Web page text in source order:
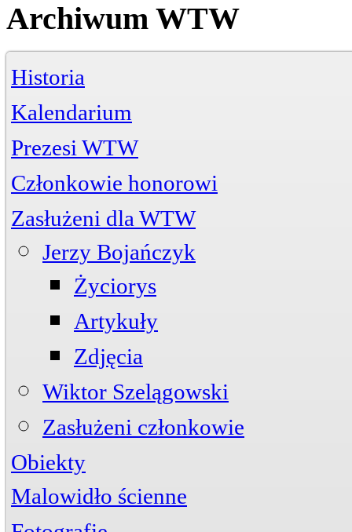
Archiwum WTW
Historia
Kalendarium
Prezesi WTW
Członkowie honorowi
Zasłużeni dla WTW
Jerzy Bojańczyk
Życiorys
Artykuły
Zdjęcia
Wiktor Szelągowski
Zasłużeni członkowie
Obiekty
MogiłaCmentarz Komunalny
Malowidło ścienne